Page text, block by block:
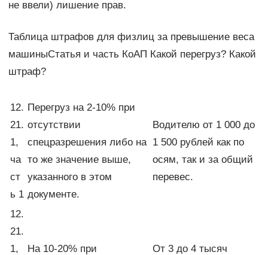
не ввели) лишение прав.
Таблица штрафов для физлиц за превышение веса
машиныСтатья и часть КоАП Какой перегруз? Какой
штраф?
12.
21.
1,
ча
ст
ь 1
Перегруз на 2-10% при
отсутствии
спецразрешения либо на
то же значение выше,
указанного в этом
документе.
Водителю от 1 000 до
1 500 рублей как по
осям, так и за общий
перевес.
12.
21.
1,
На 10-20% при
От 3 до 4 тысяч